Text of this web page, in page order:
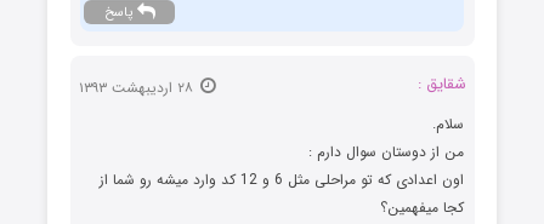
پاسخ
شقایق :
سلام.
من از دوستان سوال دارم :
اون اعدادی که تو مراحلی مثل 6 و 12 کد وارد میشه رو شما از
کجا میفهمین؟